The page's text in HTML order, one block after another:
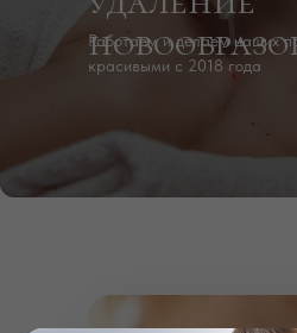
Работаем и делаем наших
красивыми с 2018 года